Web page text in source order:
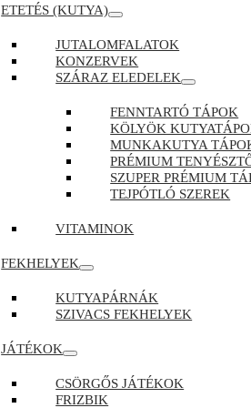
ETETÉS (KUTYA)
JUTALOMFALATOK
KONZERVEK
SZÁRAZ ELEDELEK
FENNTARTÓ TÁPOK
KÖLYÖK
MUNKAKUTYA
PRÉMIUM
SZUPER PRÉMIUM
TEJPÓTLÓ SZEREK
VITAMINOK
FEKHELYEK
KUTYAPÁRNÁK
SZIVACS FEKHELYEK
JÁTÉKOK
CSÖRGŐS JÁTÉKOK
FRIZBIK